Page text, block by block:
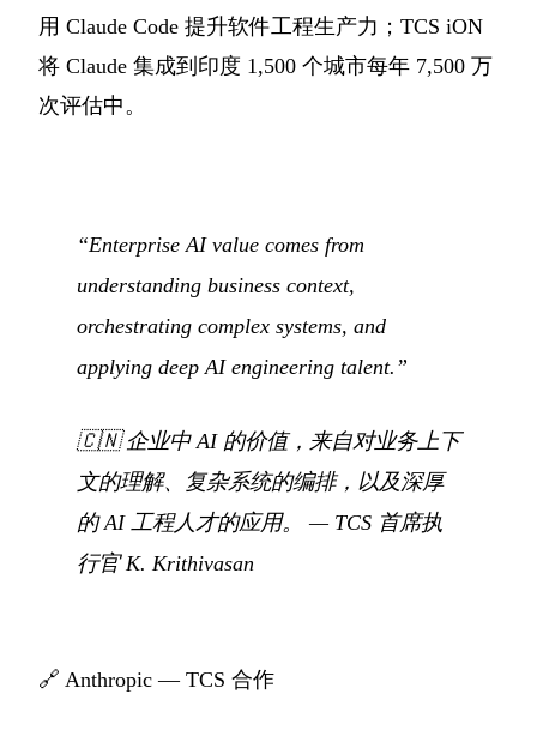
用 Claude Code 提升软件工程生产力；TCS iON
将 Claude 集成到印度 1,500 个城市每年 7,500 万
次评估中。
“Enterprise AI value comes from
understanding business context,
orchestrating complex systems, and
applying deep AI engineering talent.”
🇨🇳企业中 AI 的价值，来自对业务上下
文的理解、复杂系统的编排，以及深厚
的 AI 工程人才的应用。
— TCS 首席执
行官 K. Krithivasan
🔗 Anthropic — TCS 合作